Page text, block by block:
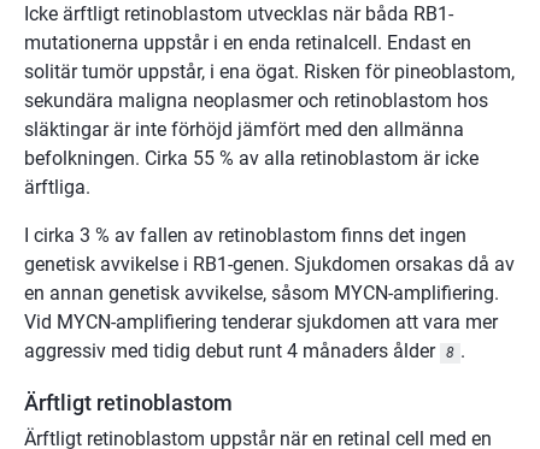
Icke ärftligt retinoblastom utvecklas när båda RB1-
mutationerna uppstår i en enda retinalcell. Endast en
solitär tumör uppstår, i ena ögat. Risken för pineoblastom,
sekundära maligna neoplasmer och retinoblastom hos
släktingar är inte förhöjd jämfört med den allmänna
befolkningen. Cirka 55 % av alla retinoblastom är icke
ärftliga.
I cirka 3 % av fallen av retinoblastom finns det ingen
genetisk avvikelse i RB1-genen. Sjukdomen orsakas då av
en annan genetisk avvikelse, såsom MYCN-amplifiering.
Vid MYCN-amplifiering tenderar sjukdomen att vara mer
aggressiv med tidig debut runt 4 månaders ålder 8 .
Ärftligt retinoblastom
Ärftligt retinoblastom uppstår när en retinal cell med en